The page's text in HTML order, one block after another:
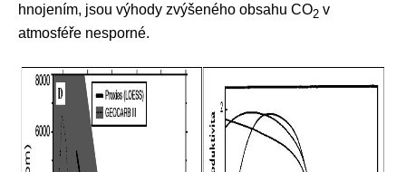
hnojením, jsou výhody zvýšeného obsahu CO2 v
atmosféře nesporné.